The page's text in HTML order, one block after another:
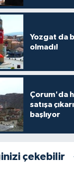
Yozgat da
olmadı!
Çorum'da
satışa
başlıyor
çekebilir